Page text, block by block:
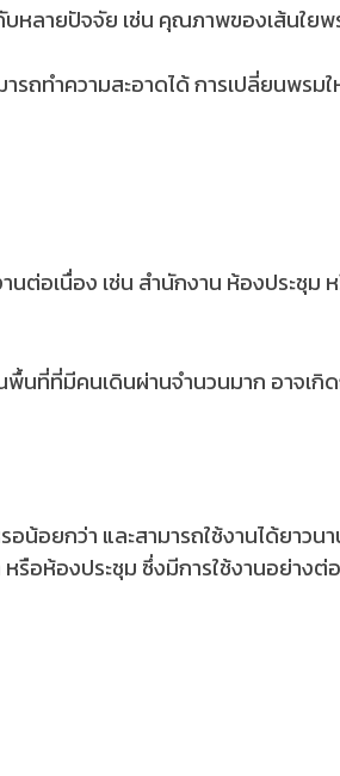
บหลายปัจจัย เช่น คุณภาพของเส้นใย
ถทำความสะอาดได้ การเปลี่ยนพรม
ต่อเนื่อง เช่น สำนักงาน ห้องประชุม
นที่ที่มีคนเดินผ่านจำนวนมาก อาจเกิ
อยกว่า และสามารถใช้งานได้ยาวน
อห้องประชุม ซึ่งมีการใช้งานอย่างต่